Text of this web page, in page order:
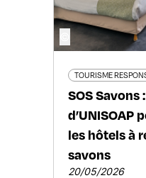
TOURISME
SOS Savons
d’UNISOAP
les hôtels à
savons
20/05/2026